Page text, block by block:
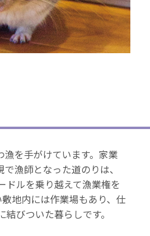
を手がけています。家業
漁師となった道のりは、
ドルを乗り越えて漁業権を
地内には作業場もあり、仕
びついた暮らしです。